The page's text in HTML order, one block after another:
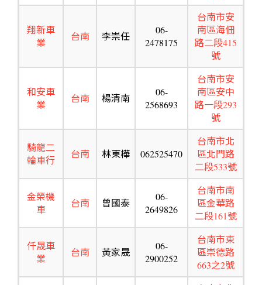
翔新車
業
台南 李崇任
06-
2478175
台南市安
南區海佃
路二段415
號
和安車
業
台南 楊清南
06-
2568693
台南市安
南區安中
路一段293
號
騎龍二
輪車行
台南 林東樺 062525470
台南市北
區北門路
二段533號
金榮機
車
台南 曾國泰
06-
2649826
台南市南
區金華路
二段161號
仟晟車
業
台南 黃家晟
06-
2900252
台南市東
區崇德路
663之2號